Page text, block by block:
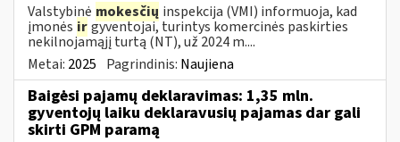
Valstybinė mokesčių inspekcija (VMI) informuoja, kad
įmonės irgyventojai, turintys komercinės paskirties
nekilnojamąjį turtą (NT), už 2024 m....
Metai: 2025 Pagrindinis: Naujiena
Baigėsi pajamų deklaravimas: 1,35 mln.
gyventojų laiku deklaravusių pajamas dar gali
skirti GPM paramą